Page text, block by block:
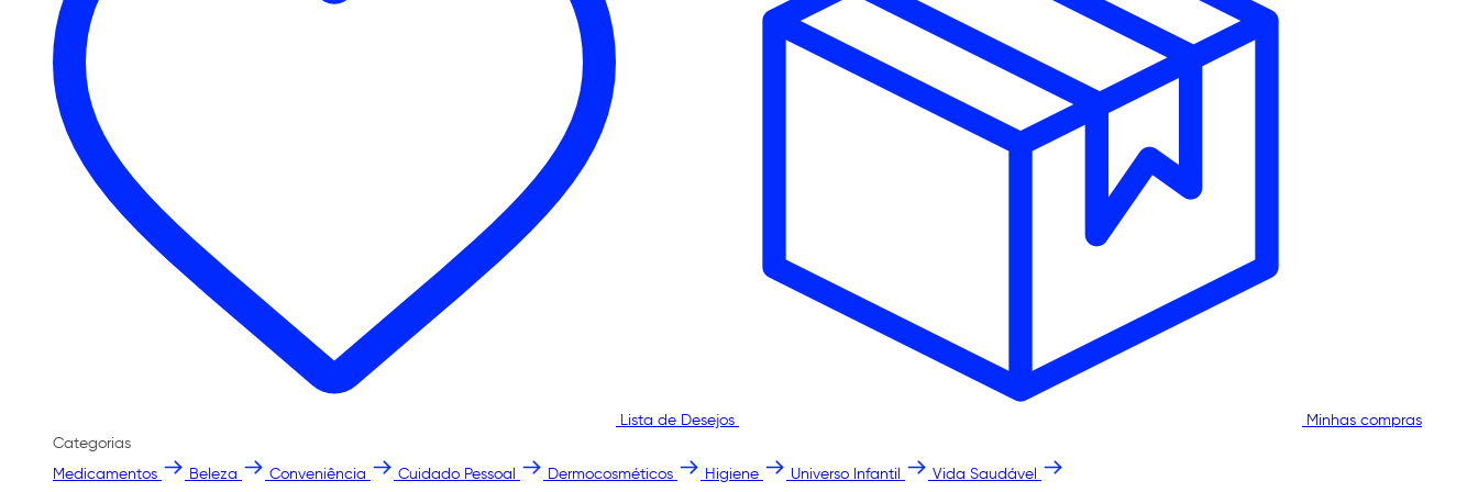
Lista de Desejos
Minhas compras
Categorias
Medicamentos
Beleza Conveniência Cuidado Pessoal Dermocosméticos Higiene Universo Infantil Vida Saudável